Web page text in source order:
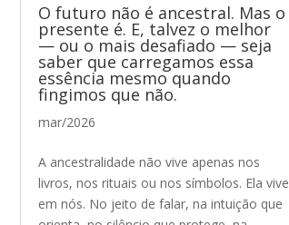
O futuro não é ancestral. Mas o
presente é. E, talvez o melhor
— ou o mais desafiado — seja
saber que carregamos essa
essência mesmo quando
fingimos que não.
mar/2026
A ancestralidade não vive apenas nos
livros, nos rituais ou nos símbolos. Ela vive
em nós. No jeito de falar, na intuição que